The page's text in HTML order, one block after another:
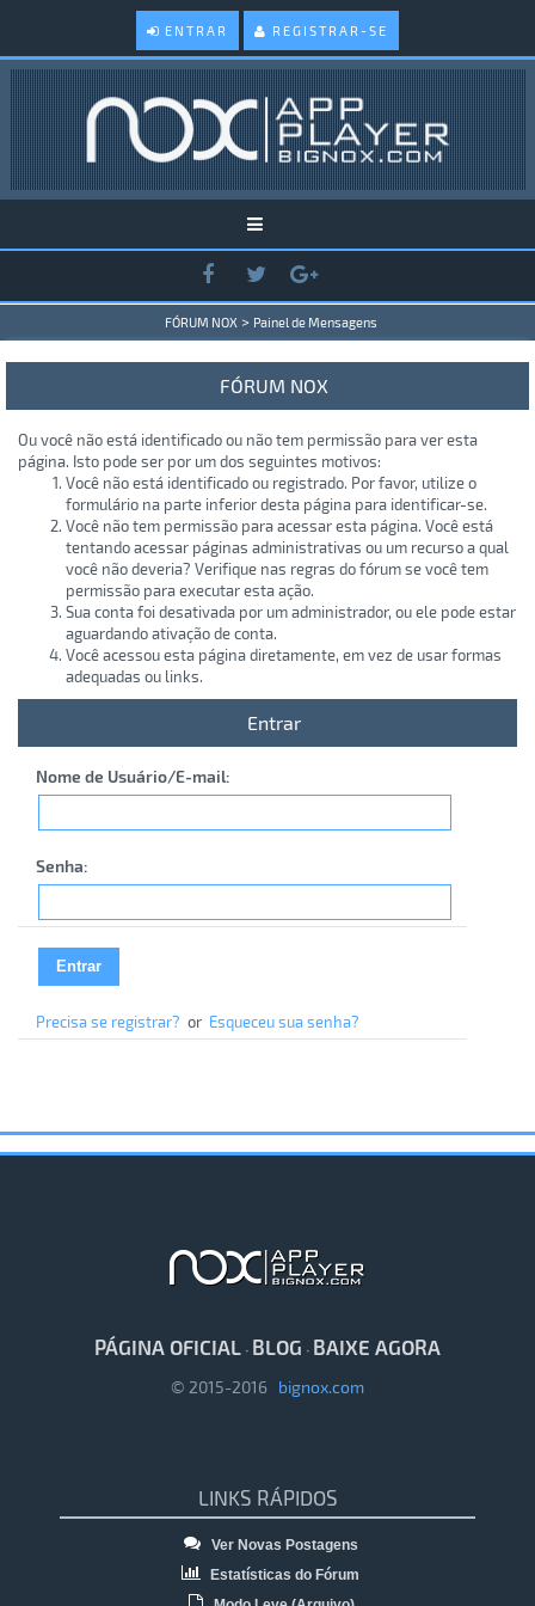
ENTRAR REGISTRAR-SE
FÓRUM NOX > Painel de Mensagens
FÓRUM NOX
Ou você não está identificado ou não tem permissão para ver esta
página. Isto pode ser por um dos seguintes motivos:
Você não está identificado ou registrado. Por favor, utilize o
formulário na parte inferior desta página para identificar-se.
Você não tem permissão para acessar esta página. Você está
tentando acessar páginas administrativas ou um recurso a qual
você não deveria? Verifique nas regras do fórum se você tem
permissão para executar esta ação.
Sua conta foi desativada por um administrador, ou ele pode estar
aguardando ativação de conta.
Você acessou esta página diretamente, em vez de usar formas
adequadas ou links.
Entrar
Nome de Usuário/E-mail:
Senha:
Precisa se registrar? or Esqueceu sua senha?
PÁGINA OFICIAL · BLOG · BAIXE AGORA
© 2015-2016 bignox.com
LINKS RÁPIDOS
Ver Novas Postagens
Estatísticas do Fórum